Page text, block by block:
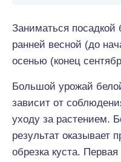
Заниматься
ранней весной (до
осенью (конец
Большой урожай
зависит от
уходу за растением.
результат оказывает
обрезка куста.